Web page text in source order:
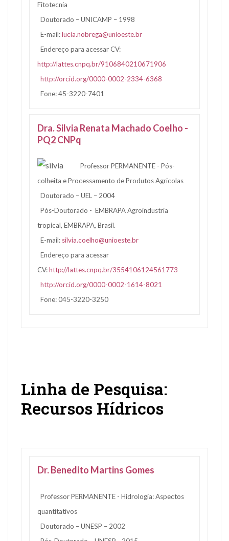
Fitotecnia
Doutorado – UNICAMP – 1998
E-mail:lucia.nobrega@unioeste.br
Endereço para acessar CV:
http://lattes.cnpq.br/9106840210671906
http://orcid.org/0000-0002-2334-6368
Fone: 45-3220-7401
Dra. Silvia Renata Machado Coelho -
PQ2 CNPq
Professor PERMANENTE - Pós-
colheita e Processamento de Produtos Agricolas
Doutorado – UEL – 2004
Pós-Doutorado - EMBRAPA Agroindustria
tropical, EMBRAPA, Brasil.
E-mail: silvia.coelho@unioeste.br
Endereço para acessar
CV:http://lattes.cnpq.br/3554106124561773
http://orcid.org/0000-0002-1614-8021
Fone: 045-3220-3250
Linha de Pesquisa:
Recursos Hídricos
Dr. Benedito Martins Gomes
Professor PERMANENTE - Hidrologia: Aspectos
quantitativos
Doutorado – UNESP – 2002